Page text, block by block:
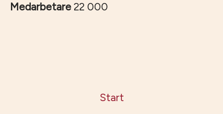
Medarbetare 22 000
Start